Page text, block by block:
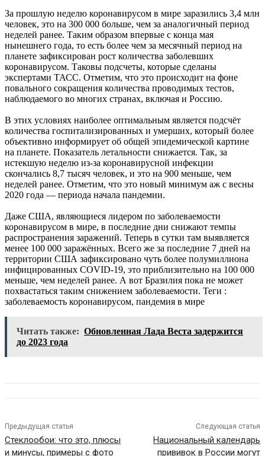
За прошлую неделю коронавирусом в мире заразились 3,4 млн
человек, это на 300 000 больше, чем за аналогичный период
неделей ранее. Таким образом впервые с конца мая
нынешнего года, то есть более чем за месячный период на
планете зафиксирован рост количества заболевших
коронавирусом. Таковы подсчеты, которые сделаны
экспертами ТАСС. Отметим, что это происходит на фоне
повального сокращения количества проводимых тестов,
наблюдаемого во многих странах, включая и Россию.
В этих условиях наиболее оптимальным является подсчёт
количества госпитализированных и умерших, который более
объективно информирует об общей эпидемической картине
на планете. Показатель летальности снижается. Так, за
истекшую неделю из-за коронавирусной инфекции
скончались 8,7 тысяч человек, и это на 900 меньше, чем
неделей ранее. Отметим, что это новый минимум аж с весны
2020 года — периода начала пандемии.
Даже США, являющиеся лидером по заболеваемости
коронавирусом в мире, в последние дни снижают темпы
распространения заражений. Теперь в сутки там выявляется
менее 100 000 заражённых. Всего же за последние 7 дней на
территории США зафиксировано чуть более полумиллиона
инфицированных COVID-19, это приблизительно на 100 000
меньше, чем неделей ранее. А вот Бразилия пока не может
похвастаться таким снижением заболеваемости. Теги :
заболеваемость коронавирусом, пандемия в мире
Читать также: Обновленная Лада Веста задержится
до 2023 года
Предыдущая статья
Стеклообои: что это, плюсы
и минусы, примеры с фото
Следующая статья
Национальный календарь
прививок в России могут